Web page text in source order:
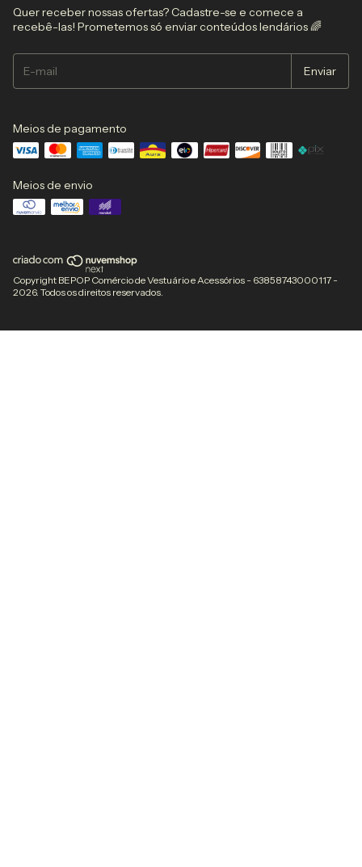
Quer receber nossas ofertas? Cadastre-se e comece a
recebê-las! Prometemos só enviar conteúdos lendários 🌈
Meios de pagamento
Meios de envio
Copyright BEPOP Comércio de Vestuário e Acessórios - 63858743000117 -
2026. Todos os direitos reservados.